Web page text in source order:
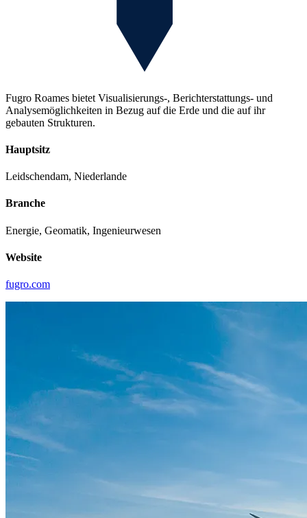
Fugro Roames bietet Visualisierungs-, Berichterstattungs- und
Analysemöglichkeiten in Bezug auf die Erde und die auf ihr
gebauten Strukturen.
Hauptsitz
Leidschendam, Niederlande
Branche
Energie, Geomatik, Ingenieurwesen
Website
fugro.com